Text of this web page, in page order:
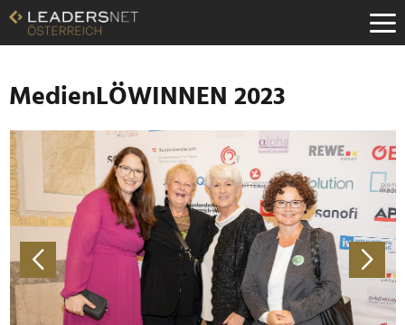
Zum
Inhalt
Zur
Navigation
Zur
Hauptnavigation
MedienLÖWINNEN 2023